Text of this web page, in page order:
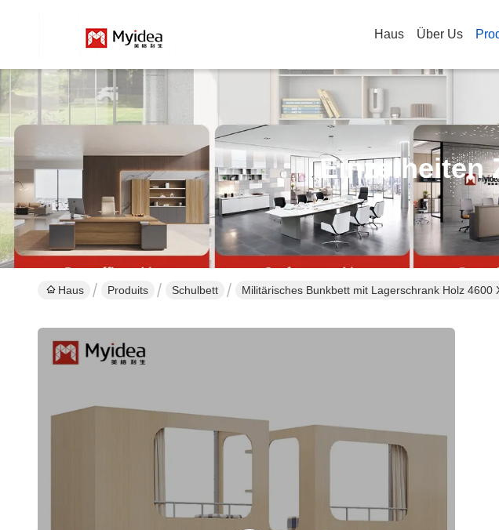
Haus Über Us
Einzelheiten
Haus Produits Schulbett Militärisches Bunkbett mit Lagerschrank Holz